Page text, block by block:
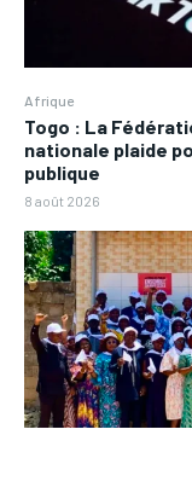
Afrique
Togo : La
nationale plaide
publique
8 août 2026